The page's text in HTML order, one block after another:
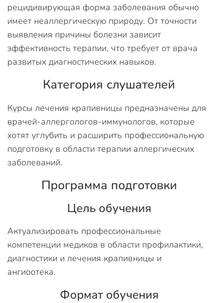
рецидивирующая форма заболевания обычно
имеет неаллергическую природу. От точности
выявления причины болезни зависит
эффективность терапии, что требует от врача
развитых диагностических навыков.
Категория слушателей
Курсы лечения крапивницы предназначены для
врачей-аллергологов-иммунологов, которые
хотят углубить и расширить профессиональную
подготовку в области терапии аллергических
заболеваний.
Программа подготовки
Цель обучения
Актуализировать профессиональные
компетенции медиков в области профилактики,
диагностики и лечения крапивницы и
ангиоотека.
Формат обучения